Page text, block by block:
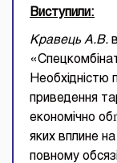
Виступили:
Кравець А.В.
Необхідністю
приведення
економічно
яких вплине
повному